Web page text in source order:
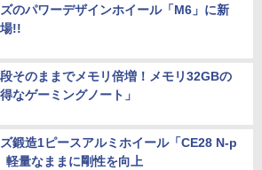
のパワーデザインホイール「M6」に新
!!
そのままでメモリ倍増！メモリ32GBの
得なゲーミングノート」
鍛造1ピースアルミホイール「CE28 N-p
軽量なままに剛性を向上